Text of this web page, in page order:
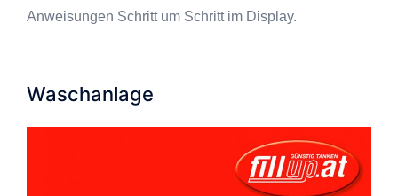
Anweisungen Schritt um Schritt im Display.
Waschanlage